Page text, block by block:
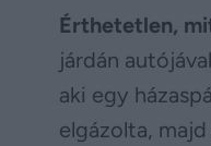
Érthetetlen,
járdán
aki egy
elgázolta,